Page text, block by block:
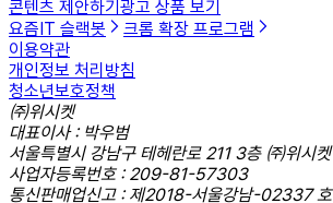
콘텐츠 제안하기 광고 상품 보기
요즘IT 슬랙봇
크롬 확장 프로그램
이용약관
개인정보 처리방침
청소년보호정책
㈜위시켓
대표이사 : 박우범
서울특별시 강남구 테헤란로 211 3층 ㈜위시켓
사업자등록번호 : 209-81-57303
통신판매업신고 : 제2018-서울강남-02337 호